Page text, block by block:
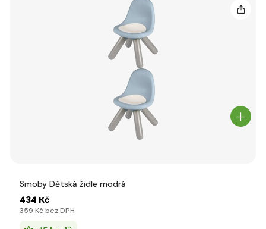
Smoby Dětská židle modrá
434 Kč
359 Kč bez DPH